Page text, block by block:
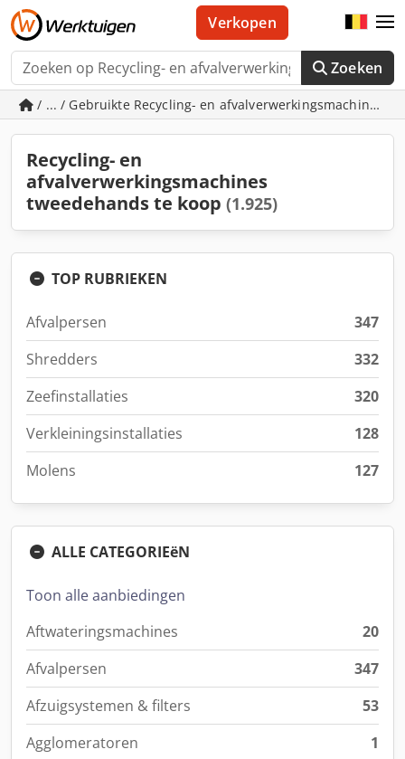
Zoeken
Verkopen
/ ... / Gebruikte Recycling- en afvalverwerkingsmachines
Recycling- en
afvalverwerkingsmachines
tweedehands te koop (1.925)
TOP RUBRIEKEN
Afvalpersen
347
Shredders
332
Zeefinstallaties
320
Verkleiningsinstallaties
128
Molens
127
ALLE CATEGORIEëN
Toon alle aanbiedingen
Aftwateringsmachines
20
Afvalpersen
347
Afzuigsystemen & filters
53
Agglomeratoren
1